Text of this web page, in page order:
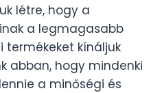
létre, hogy a
a legmagasabb
termékeket kínáljuk
abban, hogy mindenki
a minőségi és